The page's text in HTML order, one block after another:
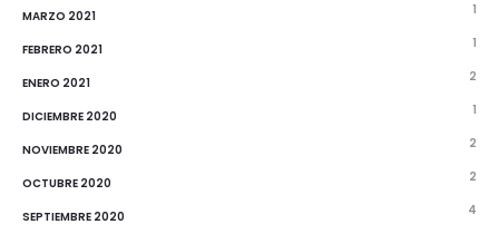
MARZO 2021 1
FEBRERO 2021 1
ENERO 2021 2
DICIEMBRE 2020 1
NOVIEMBRE 2020 2
OCTUBRE 2020 2
SEPTIEMBRE 2020 4